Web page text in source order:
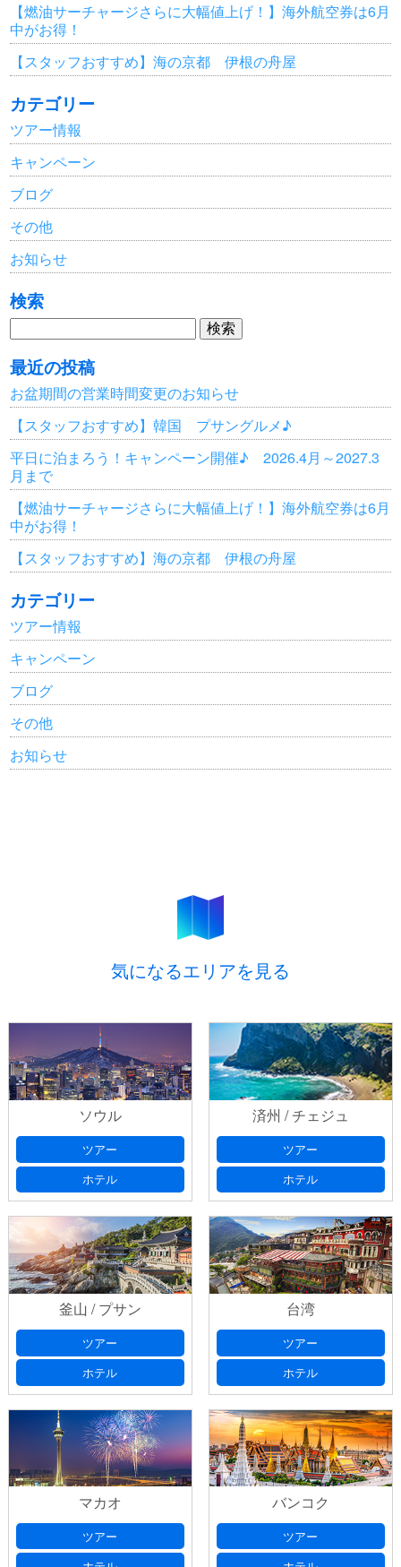
【燃油サーチャージさらに大幅値上げ！】海外航空券は6月
中がお得！
【スタッフおすすめ】海の京都 伊根の舟屋
カテゴリー
ツアー情報
キャンペーン
ブログ
その他
お知らせ
検索
検
索:
最近の投稿
お盆期間の営業時間変更のお知らせ
【スタッフおすすめ】韓国 プサングルメ♪
平日に泊まろう！キャンペーン開催♪ 2026.4月～2027.3
月まで
【燃油サーチャージさらに大幅値上げ！】海外航空券は6月
中がお得！
【スタッフおすすめ】海の京都 伊根の舟屋
カテゴリー
ツアー情報
キャンペーン
ブログ
その他
お知らせ
気になるエリアを見る
ソウル
ツアー
ホテル
済州 / チェジュ
ツアー
ホテル
釜山 / プサン
ツアー
ホテル
台湾
ツアー
ホテル
マカオ
ツアー
バンコク
ツアー